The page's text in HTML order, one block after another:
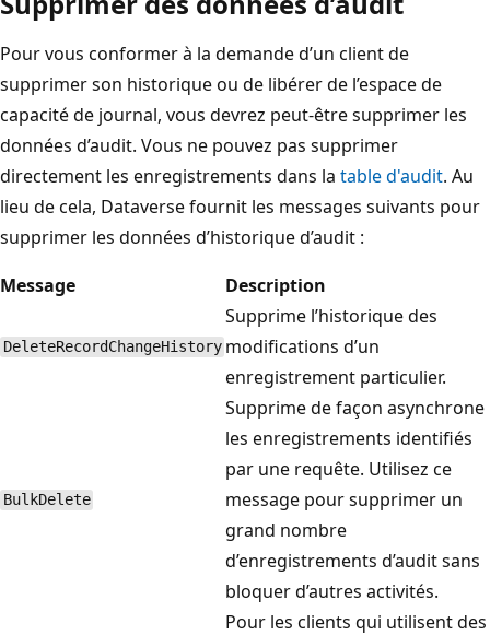
Pour vous conformer à la demande d’un client de
supprimer son historique ou de libérer de l’espace de
capacité de journal, vous devrez peut-être supprimer les
données d’audit. Vous ne pouvez pas supprimer
directement les enregistrements dans la table d'audit. Au
lieu de cela, Dataverse fournit les messages suivants pour
supprimer les données d’historique d’audit :
Message
Description
DeleteRecordChangeHistory
Supprime l’historique des
modifications d’un
enregistrement particulier.
BulkDelete
Supprime de façon asynchrone
les enregistrements identifiés
par une requête. Utilisez ce
message pour supprimer un
grand nombre
d’enregistrements d’audit sans
bloquer d’autres activités.
Pour les clients qui utilisent des